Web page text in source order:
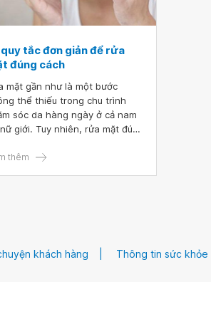
quy tắc đơn giản để rửa
đúng cách
mặt gần như là một bước
thể thiếu trong chu trình
sóc da hàng ngày ở cả nam
giới. Tuy nhiên, rửa mặt đúng
điểm, bụi bẩn trong ngày thì
thêm
khách hàng Thông tin sức khỏe